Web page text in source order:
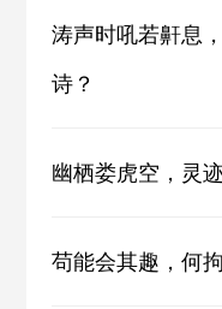
涛声时吼若鼾息
诗？
幽栖娄虎空，灵
苟能会其趣，何